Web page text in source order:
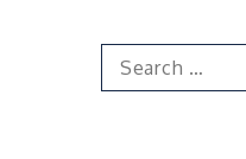
Search
for: